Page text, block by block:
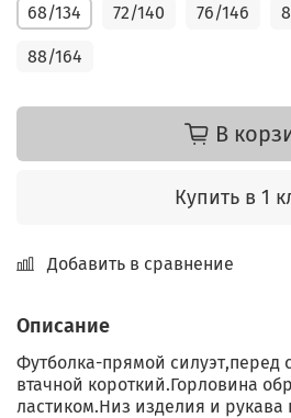
68/134 72/140 76/146
88/164
В
Купить в 1
Добавить в сравнение
Описание
Футболка-прямой силуэт,перед
втачной короткий.Горловина
ластиком.Низ изделия и